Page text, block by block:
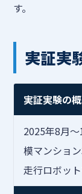
す。
実証実
実証実験の
2025年8月
模マンショ
走行ロボッ